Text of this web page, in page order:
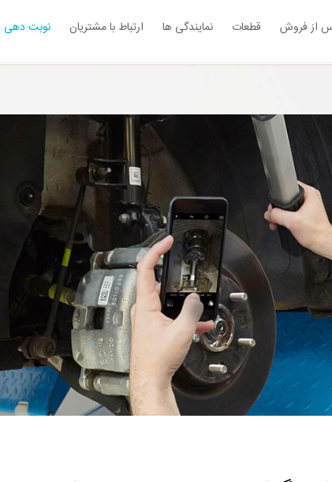
از فروش قطعات نمایندگی ها ارتباط با مشتریان نوبت دهی